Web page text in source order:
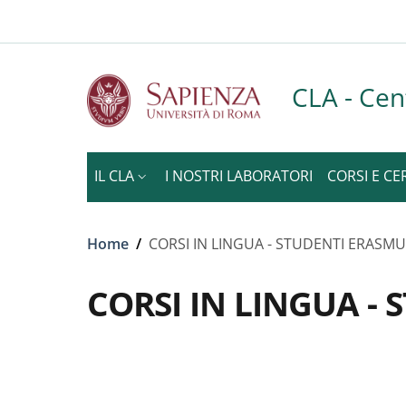
CLA -
IL CLA I NOSTRI LABORATORI CORSI E
Briciole di pane
Home / CORSI IN LINGUA - STUDENTI
CORSI IN LINGUA -